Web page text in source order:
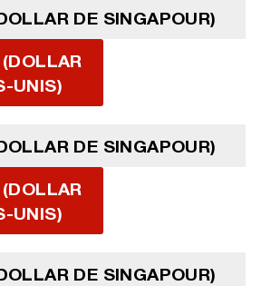
DE SINGAPOUR)
UNIS)
DE SINGAPOUR)
UNIS)
DE SINGAPOUR)